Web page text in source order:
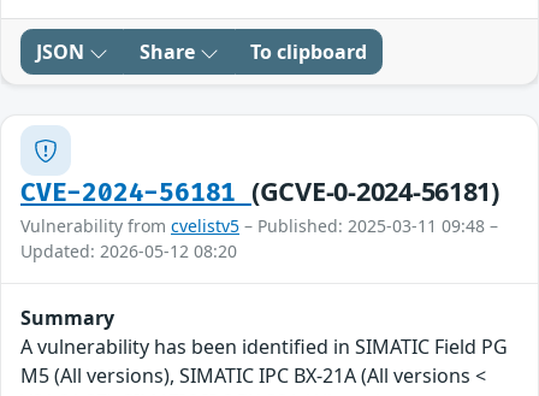
JSON Share To clipboard
CVE-2024-56181 (GCVE-0-2024-56181)
Vulnerability from cvelistv5 – Published: 2025-03-11 09:48 –
Updated: 2026-05-12 08:20
Summary
A vulnerability has been identified in SIMATIC Field PG
M5 (All versions), SIMATIC IPC BX-21A (All versions <